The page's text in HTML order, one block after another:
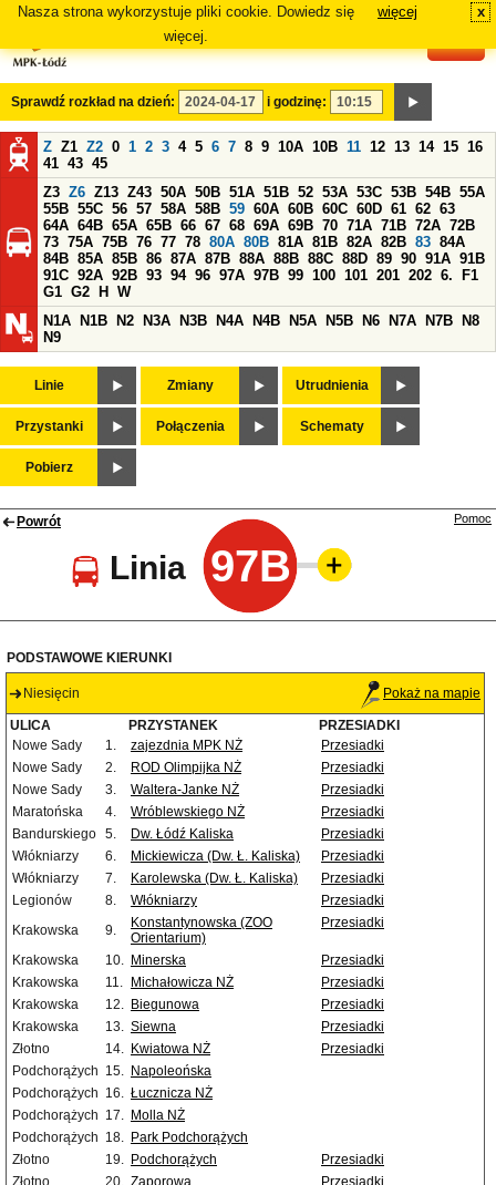
Nasza strona wykorzystuje pliki cookie. Dowiedz się
więcej.
więcej x
Sprawdź rozkład na dzień: i godzinę:
Z Z1 Z2 0 1 2 3 4 5 6 7 8 9 10A 10B 11 12 13 14 15 16
41 43 45
Z3 Z6 Z13 Z43 50A 50B 51A 51B 52 53A 53C 53B 54B 55A
55B 55C 56 57 58A 58B 59 60A 60B 60C 60D 61 62 63
64A 64B 65A 65B 66 67 68 69A 69B 70 71A 71B 72A 72B
73 75A 75B 76 77 78 80A 80B 81A 81B 82A 82B 83 84A
84B 85A 85B 86 87A 87B 88A 88B 88C 88D 89 90 91A 91B
91C 92A 92B 93 94 96 97A 97B 99 100 101 201 202 6.
F1
G1 G2 H
W
N1A
N1B N2 N3A N3B N4A N4B N5A N5B N6 N7A N7B
N8
N9
Linie Zmiany Utrudnienia
Przystanki Połączenia Schematy
Pobierz
Powrót
Linia 97B
Pomoc
PODSTAWOWE KIERUNKI
Niesięcin Pokaż na mapie
ULICA PRZYSTANEK
PRZESIADKI
Nowe Sady
1. zajezdnia MPK NŻ
Przesiadki
Nowe Sady
2. ROD Olimpijka NŻ
Przesiadki
Nowe Sady
3. Waltera-Janke NŻ
Przesiadki
Maratońska
4. Wróblewskiego NŻ
Przesiadki
Bandurskiego 5. Dw. Łódź Kaliska
Przesiadki
Włókniarzy
6. Mickiewicza (Dw. Ł. Kaliska)
Przesiadki
Włókniarzy
7. Karolewska (Dw. Ł. Kaliska)
Przesiadki
Legionów
8. Włókniarzy
Przesiadki
Krakowska
9.
Konstantynowska (ZOO
Orientarium)
Przesiadki
Krakowska 10. Minerska
Przesiadki
Krakowska
11. Michałowicza NŻ
Przesiadki
Krakowska
12. Biegunowa
Przesiadki
Krakowska
13. Siewna
Przesiadki
Złotno
14. Kwiatowa NŻ
Przesiadki
Podchorążych 15. Napoleońska
Podchorążych 16. Łucznicza NŻ
Podchorążych 17. Molla NŻ
Podchorążych 18. Park Podchorążych
Złotno
19. Podchorążych
Przesiadki
Złotno
20. Zaporowa
Przesiadki